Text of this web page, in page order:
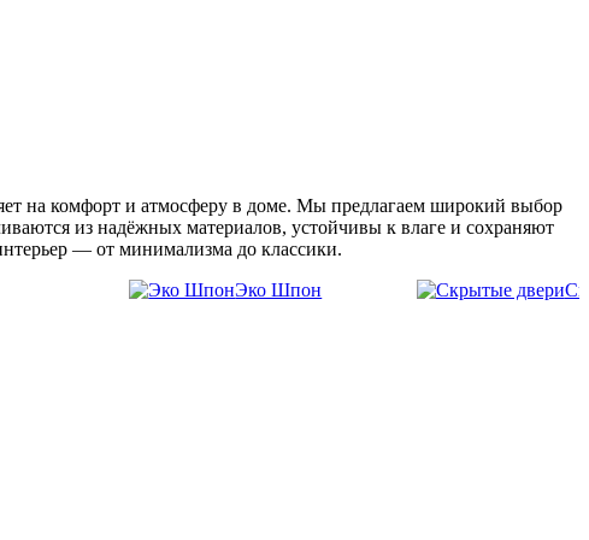
на комфорт и атмосферу в доме. Мы предлагаем широкий выбор
из надёжных материалов, устойчивы к влаге и сохраняют
— от минимализма до классики.
Эко Шпон